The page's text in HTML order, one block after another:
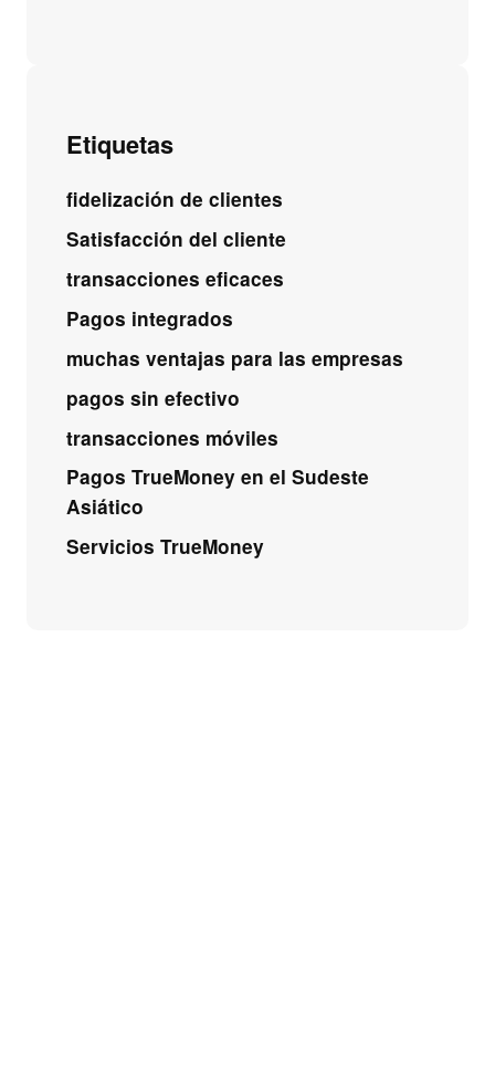
Etiquetas
fidelización de clientes
Satisfacción del cliente
transacciones eficaces
Pagos integrados
muchas ventajas para las empresas
pagos sin efectivo
transacciones móviles
Pagos TrueMoney en el Sudeste
Asiático
Servicios TrueMoney